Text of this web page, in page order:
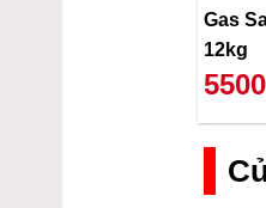
Gas
12kg